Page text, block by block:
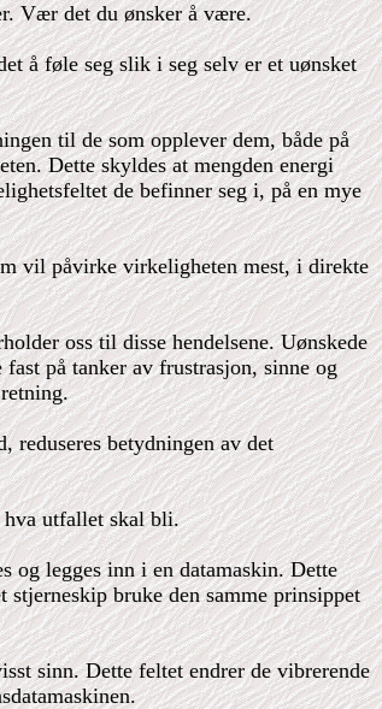
Vær det du ønsker å være.
å føle seg slik i seg selv er et uønsket
til de som opplever dem, både på
Dette skyldes at mengden energi
de befinner seg i, på en mye
vil påvirke virkeligheten mest, i direkte
oss til disse hendelsene. Uønskede
på tanker av frustrasjon, sinne og
reduseres betydningen av det
hva utfallet skal bli.
og legges inn i en datamaskin. Dette
bruke den samme prinsippet
sinn. Dette feltet endrer de vibrerende